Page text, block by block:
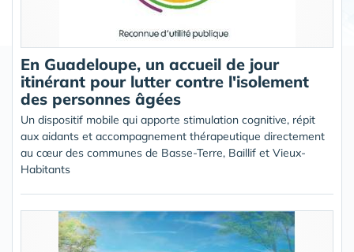
En Guadeloupe, un accueil de jour
itinérant pour lutter contre l'isolement
des personnes âgées
Un dispositif mobile qui apporte stimulation cognitive, répit
aux aidants et accompagnement thérapeutique directement
au cœur des communes de Basse-Terre, Baillif et Vieux-
Habitants